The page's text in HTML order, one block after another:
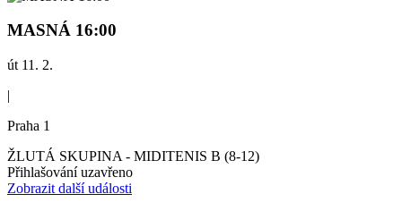
MASNÁ 16:00
út 11. 2.
|
Praha 1
ŽLUTÁ SKUPINA - MIDITENIS B (8-12)
Přihlašování uzavřeno
Zobrazit další události